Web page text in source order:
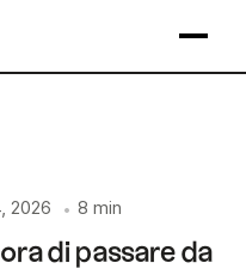
2026 • 8 min
di passare da